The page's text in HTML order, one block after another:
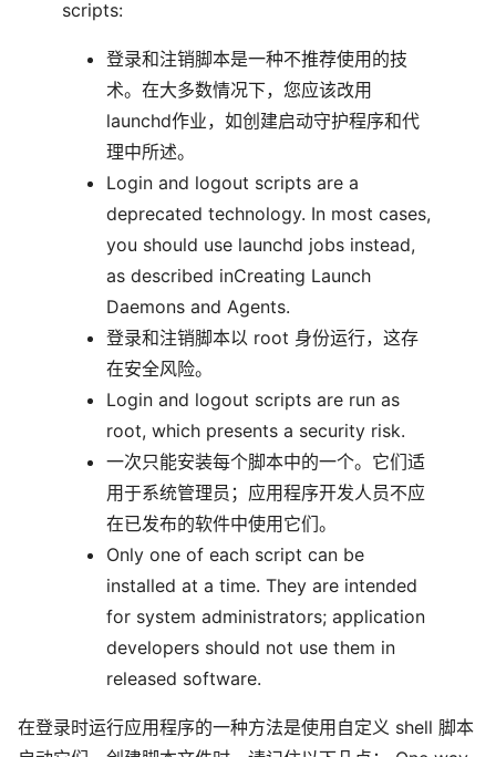
scripts:
登录和注销脚本是一种不推荐使用的技
术。在大多数情况下，您应该改用
launchd作业，如创建启动守护程序和代
理中所述。
Login and logout scripts are a
deprecated technology. In most cases,
you should use launchd jobs instead,
as described inCreating Launch
Daemons and Agents.
登录和注销脚本以 root 身份运行，这存
在安全风险。
Login and logout scripts are run as
root, which presents a security risk.
一次只能安装每个脚本中的一个。它们适
用于系统管理员；应用程序开发人员不应
在已发布的软件中使用它们。
Only one of each script can be
installed at a time. They are intended
for system administrators; application
developers should not use them in
released software.
在登录时运行应用程序的一种方法是使用自定义 shell 脚本